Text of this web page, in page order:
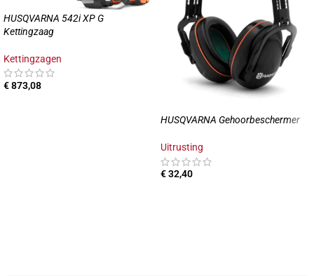
HUSQVARNA 542i XP G
Kettingzaag
Kettingzagen
€873,08
HUSQVARNA Gehoorbeschermer
Uitrusting
€32,40